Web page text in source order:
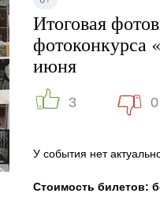
Итоговая
июня
3 0
У события нет
Стоимость билетов: